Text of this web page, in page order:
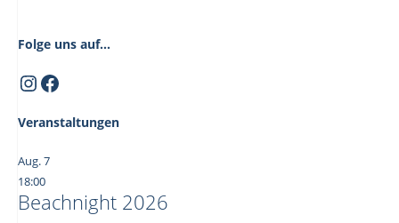
Folge uns auf...
Instagram
Facebook
Veranstaltungen
Aug.7
18:00
Beachnight 2026